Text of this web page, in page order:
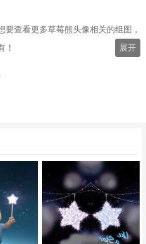
查看更多草莓熊头像相关的组图，
！
展开